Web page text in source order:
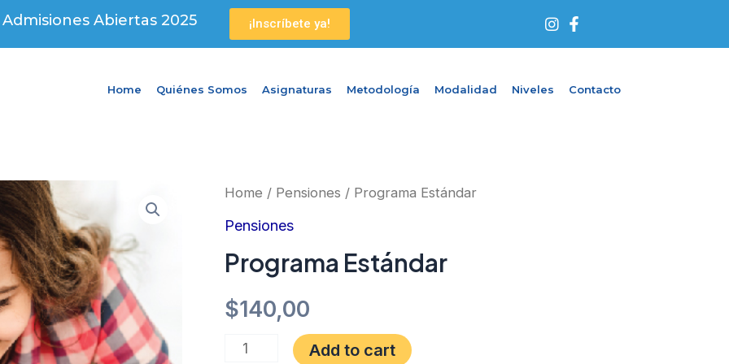
Admisiones Abiertas 2025 ¡Inscríbete ya!
I
s
a
Home Quiénes Somos Asignaturas Metodología Modalidad Niveles Contacto
Home / Pensiones / Programa Estándar
Pensiones
Programa Estándar
$140,00
Programa
Estándar
Add to cart